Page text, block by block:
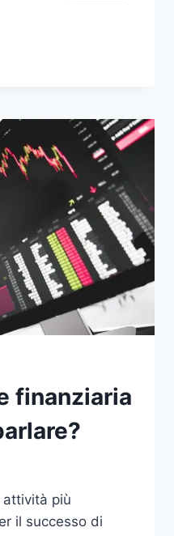
finanziaria
attività più
il successo di